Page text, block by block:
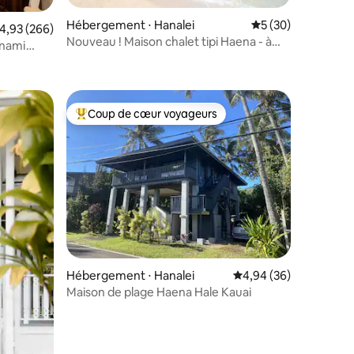
: 5 sur 5
moyenne sur la base de 266 commentaires : 4,93 sur 5
4,93 (266)
Hébergement ⋅ Hanalei Évaluation
5 (30)
Nouveau ! Maison chalet tipi Haena - à
: 5 sur 5
appréciés Coups de cœur voyageurs les plus appréciés
Coup de cœur voyageurs
Hébergement ⋅ Hanalei Évaluation moyenne
4,94 (36)
Maison de plage Haena Hale Kauai